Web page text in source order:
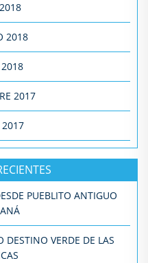
2018
2018
2017
2017
PUEBLITO ANTIGUO
DESTINO VERDE DE LAS